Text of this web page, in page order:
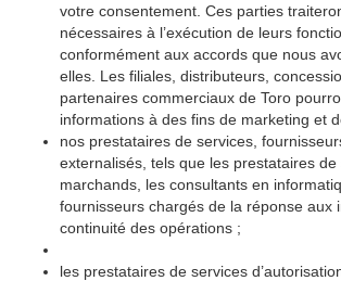
votre consentement. Ces parties
nécessaires à l’exécution de leurs
conformément aux accords que nous
elles. Les filiales, distributeurs,
partenaires commerciaux de Toro
informations à des fins de marketing et
nos prestataires de services,
externalisés, tels que les prestataires de
marchands, les consultants en
fournisseurs chargés de la réponse aux
continuité des opérations ;
les prestataires de services